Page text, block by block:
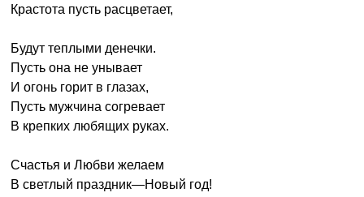
Крастота пусть расцветает,
Будут теплыми денечки.
Пусть она не унывает
И огонь горит в глазах,
Пусть мужчина согревает
В крепких любящих руках.
Счастья и Любви желаем
В светлый праздник—Новый год!